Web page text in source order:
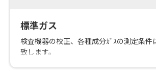
標準ガス
検査機器の校正、各種成分ｶﾞｽの測定条件
致します。